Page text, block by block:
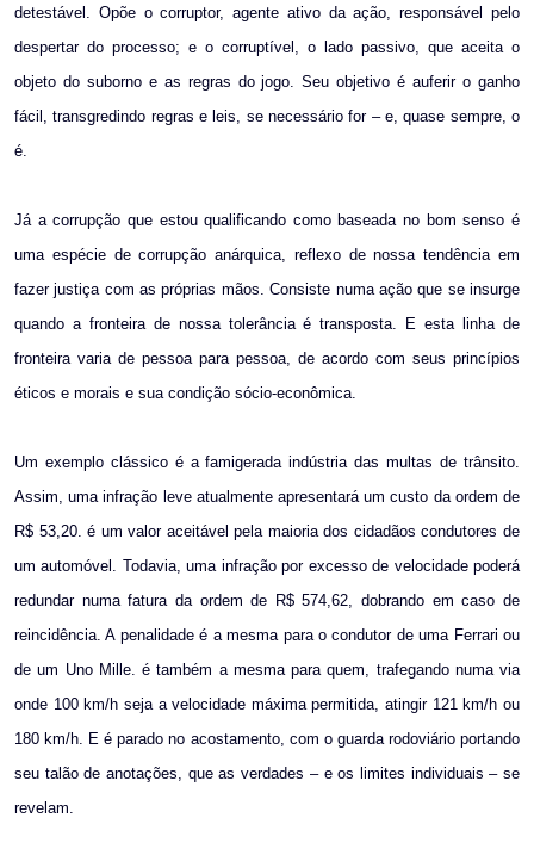
detestável. Opõe o corruptor, agente ativo da ação, responsável pelo
despertar do processo; e o corruptível, o lado passivo, que aceita o
objeto do suborno e as regras do jogo. Seu objetivo é auferir o ganho
fácil, transgredindo regras e leis, se necessário for – e, quase sempre, o
é.
Já a corrupção que estou qualificando como baseada no bom senso é
uma espécie de corrupção anárquica, reflexo de nossa tendência em
fazer justiça com as próprias mãos. Consiste numa ação que se insurge
quando a fronteira de nossa tolerância é transposta. E esta linha de
fronteira varia de pessoa para pessoa, de acordo com seus princípios
éticos e morais e sua condição sócio-econômica.
Um exemplo clássico é a famigerada indústria das multas de trânsito.
Assim, uma infração leve atualmente apresentará um custo da ordem de
R$ 53,20. é um valor aceitável pela maioria dos cidadãos condutores de
um automóvel. Todavia, uma infração por excesso de velocidade poderá
redundar numa fatura da ordem de R$ 574,62, dobrando em caso de
reincidência. A penalidade é a mesma para o condutor de uma Ferrari ou
de um Uno Mille. é também a mesma para quem, trafegando numa via
onde 100 km/h seja a velocidade máxima permitida, atingir 121 km/h ou
180 km/h. E é parado no acostamento, com o guarda rodoviário portando
seu talão de anotações, que as verdades – e os limites individuais – se
revelam.